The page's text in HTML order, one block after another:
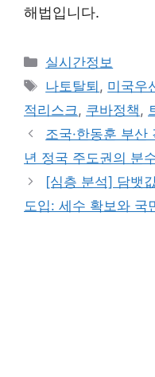
해법입니다.
Categories
실시간정보
Tags
나토탈퇴 , 미국우
적리스크, 쿠바정책,
조국·한동훈 부
년 정국 주도권의 분
[심층 분석] 담뱃
도입: 세수 확보와 국